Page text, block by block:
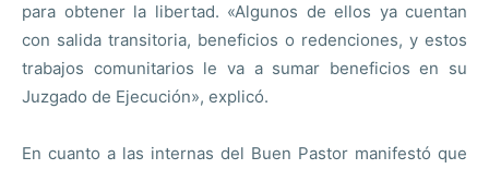
para obtener la libertad. «Algunos de ellos ya cuentan
con salida transitoria, beneficios o redenciones, y estos
trabajos comunitarios le va a sumar beneficios en su
Juzgado de Ejecución», explicó.
En cuanto a las internas del Buen Pastor manifestó que